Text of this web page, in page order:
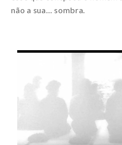
não a sua… sombra.